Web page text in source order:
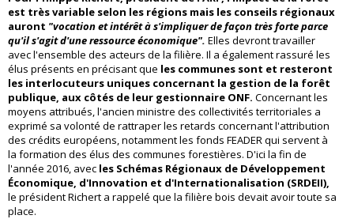
est très variable selon les régions mais les conseils régionaux
auront "vocation et intérêt à s'impliquer de façon très forte parce
qu'il s'agit d'une ressource économique". Elles devront travailler
avec l'ensemble des acteurs de la filière. Il a également rassuré les
élus présents en précisant que les communes sont et resteront
les interlocuteurs uniques concernant la gestion de la forêt
publique, aux côtés de leur gestionnaire ONF. Concernant les
moyens attribués, l'ancien ministre des collectivités territoriales a
exprimé sa volonté de rattraper les retards concernant l'attribution
des crédits européens, notamment les fonds FEADER qui servent à
la formation des élus des communes forestières. D'ici la fin de
l'année 2016, avec les Schémas Régionaux de Développement
Économique, d'Innovation et d'Internationalisation (SRDEII),
le président Richert a rappelé que la filière bois devait avoir toute sa
place.